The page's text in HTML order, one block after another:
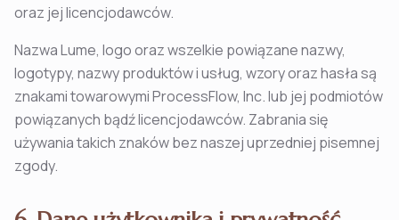
oraz jej licencjodawców.
Nazwa Lume, logo oraz wszelkie powiązane nazwy,
logotypy, nazwy produktów i usług, wzory oraz hasła są
znakami towarowymi ProcessFlow, Inc. lub jej podmiotów
powiązanych bądź licencjodawców. Zabrania się
używania takich znaków bez naszej uprzedniej pisemnej
zgody.